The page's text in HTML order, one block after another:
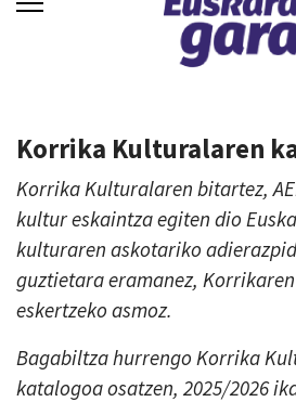
Korrika Kulturalaren
Korrika Kulturalaren bitartez,
kultur eskaintza egiten dio
kulturaren askotariko
guztietara eramanez,
eskertzeko asmoz.
Bagabiltza hurrengo Korrika
katalogoa osatzen, 2025/2026